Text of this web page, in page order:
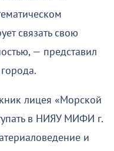
связать свою
— представил
лицея «Морской
в НИЯУ МИФИ г.
и